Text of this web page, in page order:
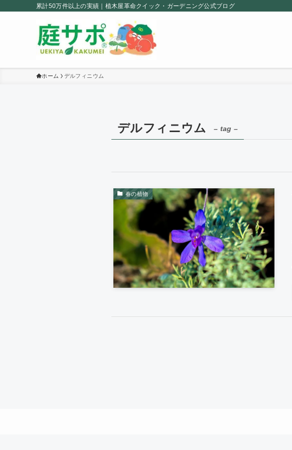
累計50万件以上の実績｜植木屋革命クイック・ガーデニング公式ブログ
ホーム デルフィニウム
デルフィニウム – tag –
春の植物